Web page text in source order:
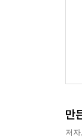
15
16
5
17
만
저